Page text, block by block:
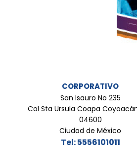
CORPORATIVO
San Isauro No 235
Col Sta Ursula Coapa
04600
Ciudad de México
Tel: 5556101011